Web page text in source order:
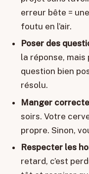
erreur bête =
foutu en l’air.
Poser des
la réponse, mais
question bien
résolu.
Manger
soirs. Votre
propre. Sinon,
Respecter les
retard, c’est